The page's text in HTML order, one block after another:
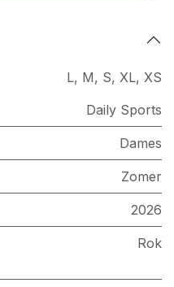
L, M, S, XL, XS
Daily Sports
Dames
Zomer
2026
Rok